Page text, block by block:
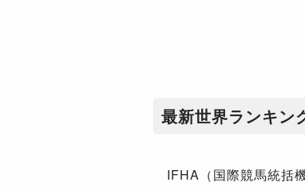
最新世界ランキン
IFHA（国際競馬統括